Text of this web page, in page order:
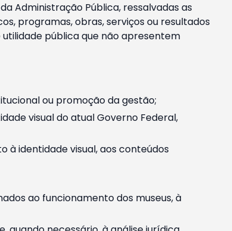
Administração Pública, ressalvadas as
programas, obras, serviços ou resultados
pública que não apresentem
ou promoção da gestão;
visual do atual Governo Federal,
à identidade visual, aos conteúdos
ao funcionamento dos museus, à